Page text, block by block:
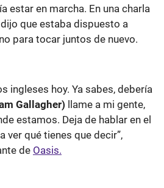
estar en marcha. En una charla
dijo que estaba dispuesto a
para tocar juntos de nuevo.
ingleses hoy. Ya sabes, debería
Gallagher) llame a mi gente,
estamos. Deja de hablar en el
ver qué tienes que decir”,
de Oasis.